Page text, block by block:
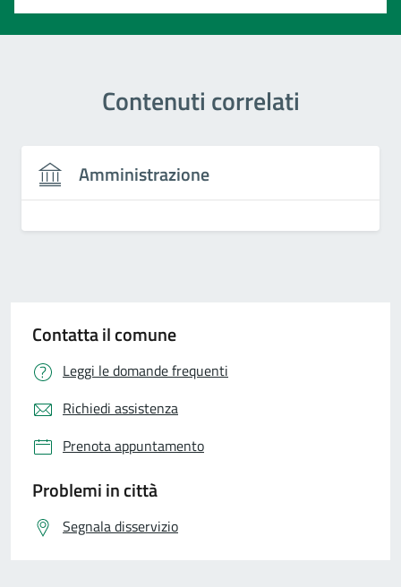
Contenuti correlati
Amministrazione
Contatta il comune
Leggi le domande frequenti
Richiedi assistenza
Prenota appuntamento
Problemi in città
Segnala disservizio